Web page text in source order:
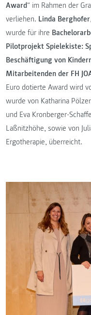
Award“ im Rahmen der
verliehen. Linda Berghofer
wurde für ihre
Pilotprojekt Spielekiste:
Beschäftigung von
Mitarbeitenden der FH
Euro dotierte Award wird
wurde von Katharina
und Eva Kronberger-
Laßnitzhöhe, sowie von
Ergotherapie, überreicht.